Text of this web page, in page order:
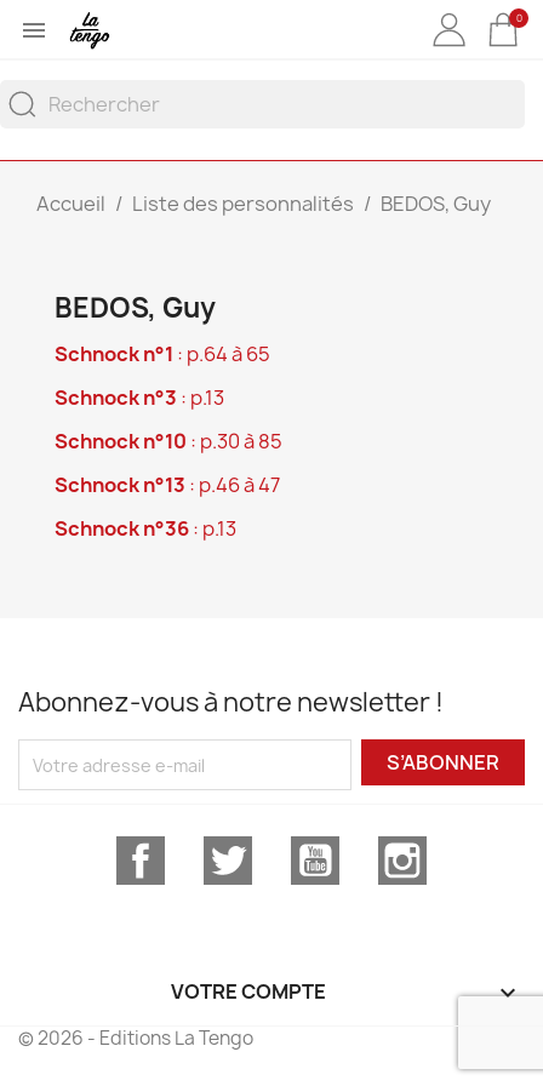
 0
Accueil Liste des personnalités BEDOS, Guy
BEDOS, Guy
Schnock n°1 : p.64 à 65
Schnock n°3 : p.13
Schnock n°10 : p.30 à 85
Schnock n°13 : p.46 à 47
Schnock n°36: p.13
Abonnez-vous à notre newsletter !
S’ABONNER
Facebook Twitter YouTube
VOTRE COMPTE 
© 2026 - Editions La Tengo